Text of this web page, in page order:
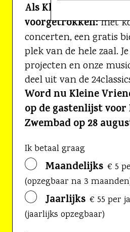
Als Kleine Vriend
voorgetrokken:met
concerten, een gratis
plek van de hele zaal.
projecten en onze
deel uit van de
Word nu Kleine
op de gastenlijst
Zwembad op 28
Ik betaal graag
Maandelijks € 5
(opzegbaar na 3
Jaarlijks € 55 per
(jaarlijks opzegbaar)